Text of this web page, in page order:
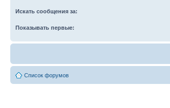
Искать сообщения за:
Показывать первые:
Список форумов